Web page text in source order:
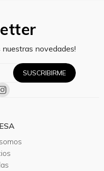
novedades!
SUSCRIBIRME